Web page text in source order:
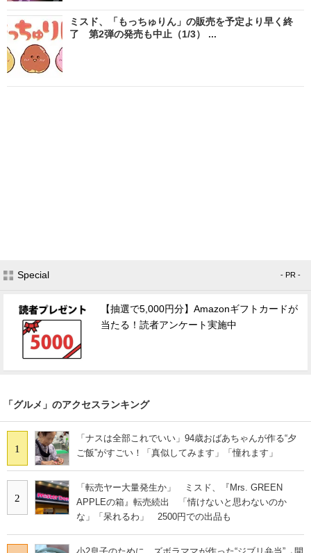
ミスド、「もっちゅりん」の販売を予定より早く終
了 第2弾の発売も中止（1/3） ...
Special - PR -
【抽選で5,000円分】Amazonギフトカードが
当たる！読者アンケート実施中
「グルメ」のアクセスランキング
1
「ナスは全部これでいい」94歳おばあちゃんが作る“夕
ご飯”がすごい！「真似してみます」「憧れます」
2
「転売ヤー大量発生か」 ミスド、『Mrs. GREEN
APPLEの箱』転売続出 「情けないと思わないのか
な」「呆れるわ」 2500円での出品も